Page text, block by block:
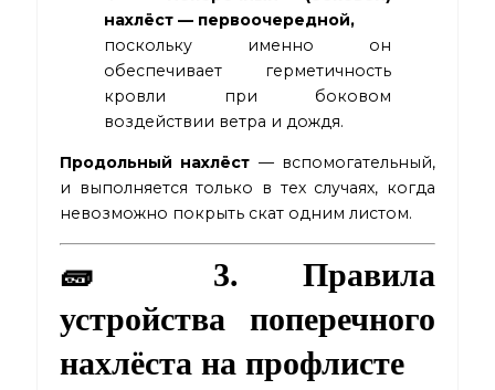
нахлёст — первоочередной,
поскольку именно он
обеспечивает герметичность
кровли при боковом
воздействии ветра и дождя.
Продольный нахлёст — вспомогательный,
и выполняется только в тех случаях, когда
невозможно покрыть скат одним листом.
🧱 3. Правила
устройства поперечного
нахлёста на профлисте